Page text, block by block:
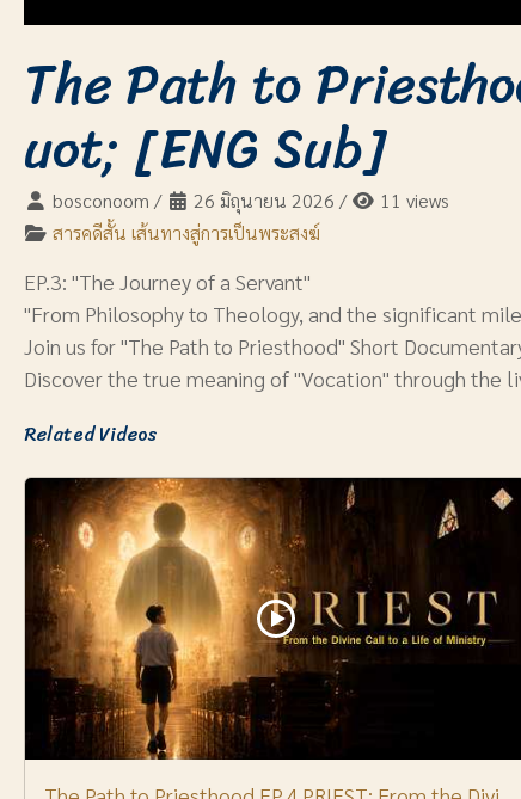
The Path to
uot; [ENG Sub]
bosconoom / 26 มิถุนายน 2026 /
11 views
สารคดีสั้น เส้นทางสู่การเป็นพระสงฆ์
EP.3: "The Journey of a Servant"
"From Philosophy to Theology, and the significant
Join us for "The Path to Priesthood" Short
Discover the true meaning of "Vocation" through the
Related Videos